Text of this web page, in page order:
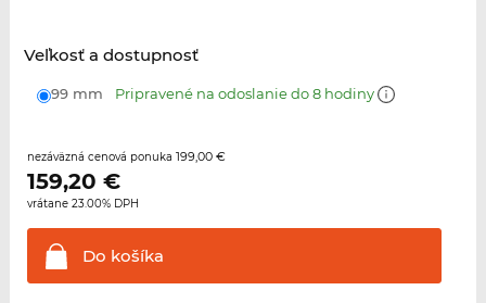
Veľkosť a dostupnosť
99 mm Pripravené na odoslanie do 8 hodiny
nezáväzná cenová ponuka 199,00 €
159,20 €
vrátane 23.00% DPH
Do košíka